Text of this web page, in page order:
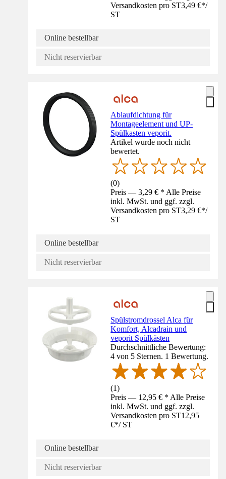
Versandkosten pro ST3,49 €*/
ST
Online bestellbar
Nicht reservierbar
Ablaufdichtung für
Montageelement und UP-
Spülkasten veporit.
Artikel wurde noch nicht
bewertet.
(0)
Preis — 3,29 € * Alle Preise
inkl. MwSt. und ggf. zzgl.
Versandkosten pro ST3,29 €*/
ST
Online bestellbar
Nicht reservierbar
Spülstromdrossel Alca für
Komfort, Alcadrain und
veporit Spülkästen
Durchschnittliche Bewertung:
4 von 5 Sternen. 1 Bewertung.
(1)
Preis — 12,95 € * Alle Preise
inkl. MwSt. und ggf. zzgl.
Versandkosten pro ST12,95
€*/ ST
Online bestellbar
Nicht reservierbar